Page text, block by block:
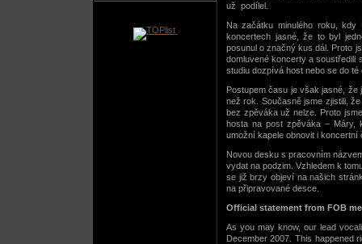
už podílel.
Na začátku minulého roku,
koncertech jasné, že to byl
posunul o značný kus dál. Proto
domluvené koncerty a soustředili
studiu dozpívá host nebo se do
Postupem času je však jasné,
než rok. Současně jsme zjistili,
bez zpěváka už nelze. Proto
hosta na post zpěváka – Máry,
umožní kapele obnovit i koncertní
Novou desku s pracovním
vydat na podzim. Vzhledem k
se již brzy objeví na našich
na připravované desce.
Official statement from FOB
As you may know, our lead
December 2007. This happened